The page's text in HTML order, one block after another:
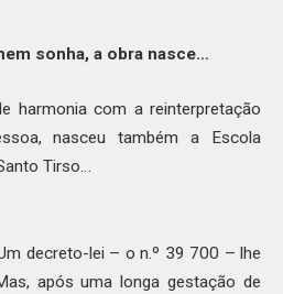
sonha, a obra nasce…
harmonia com a reinterpretação
nasceu também a Escola
Tirso…
decreto-lei – o n.º 39 700 – lhe
após uma longa gestação de